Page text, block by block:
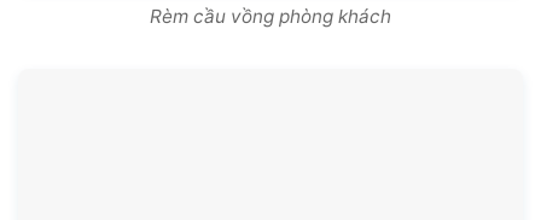
Rèm cầu vồng phòng khách